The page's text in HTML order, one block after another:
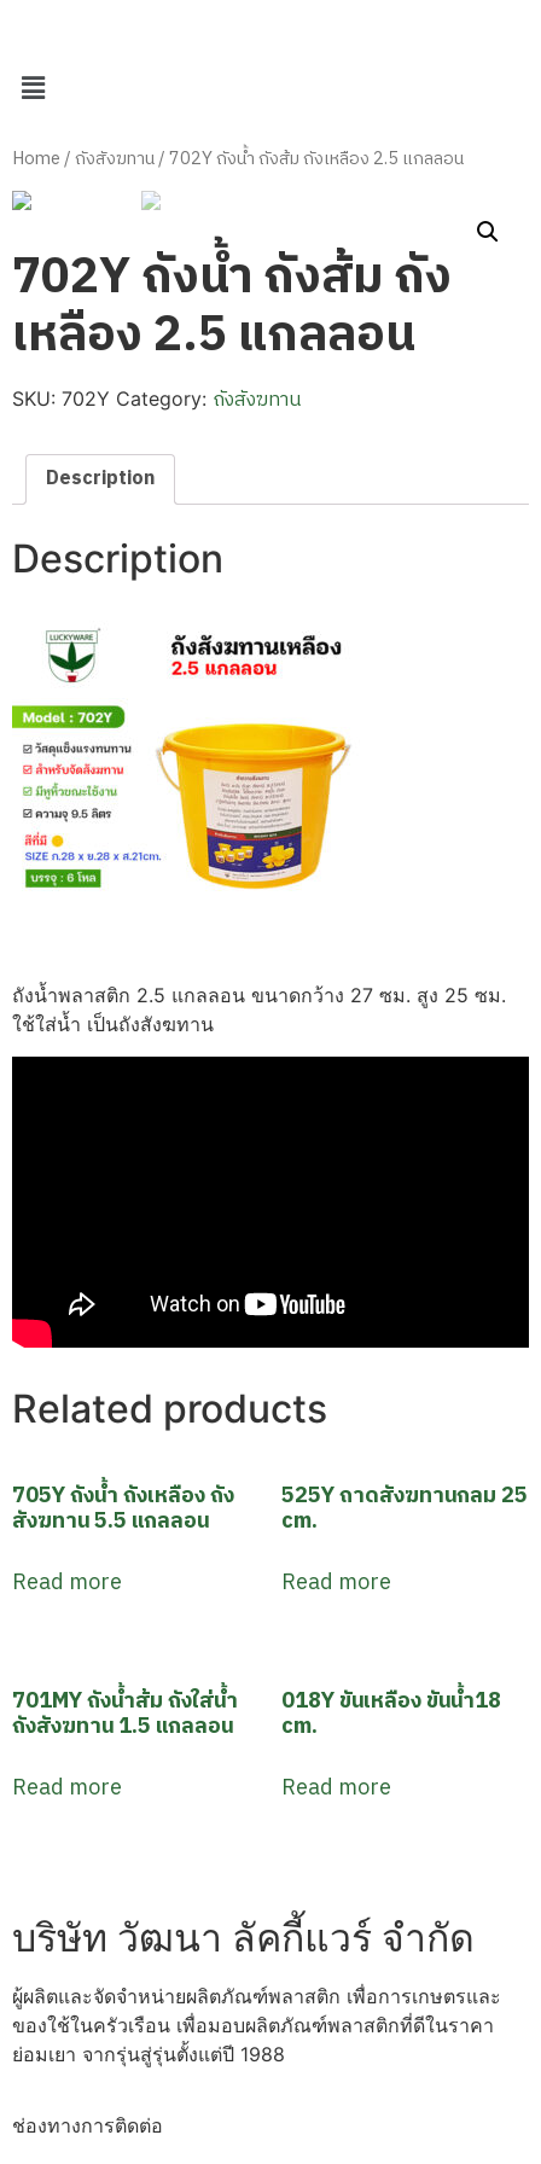
Home/ถังสังฆทาน/ 702Y ถังน้ำ ถังส้ม ถังเหลือง 2.5 แกลลอน
702Y ถังน้ำ ถังส้ม ถัง
เหลือง 2.5 แกลลอน
SKU: 702Y Category: ถังสังฆทาน
Description
Description
ถังน้ำพลาสติก 2.5 แกลลอน ขนาดกว้าง 27 ซม. สูง 25 ซม.
ใช้ใส่น้ำ เป็นถังสังฆทาน
Related products
705Y ถังน้ำ ถังเหลือง ถัง
สังฆทาน 5.5 แกลลอน
Read more
525Y ถาดสังฆทานกลม 25
cm.
Read more
701MY ถังน้ำส้ม ถังใส่น้ำ
ถังสังฆทาน 1.5 แกลลอน
Read more
018Y ขันเหลือง ขันน้ำ18
cm.
Read more
บริษัท วัฒนา ลัคกี้แวร์ จำกัด
ผู้ผลิตและจัดจำหน่ายผลิตภัณฑ์พลาสติก เพื่อการเกษตรและ
ของใช้ในครัวเรือน เพื่อมอบผลิตภัณฑ์พลาสติกที่ดีในราคา
ย่อมเยา จากรุ่นสู่รุ่นตั้งแต่ปี 1988
ช่องทางการติดต่อ